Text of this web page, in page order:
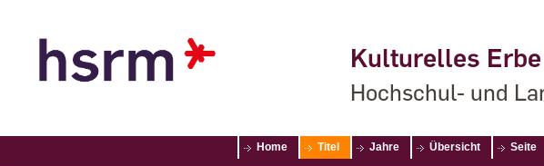
Kulturelles
Hochschul- und
Home Titel Jahre Übersicht Seite